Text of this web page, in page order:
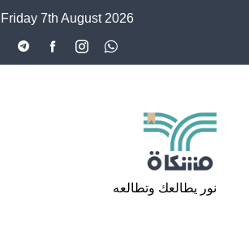
Friday 7th August 2026
مشكاة
نور يطالعك وتطالعه